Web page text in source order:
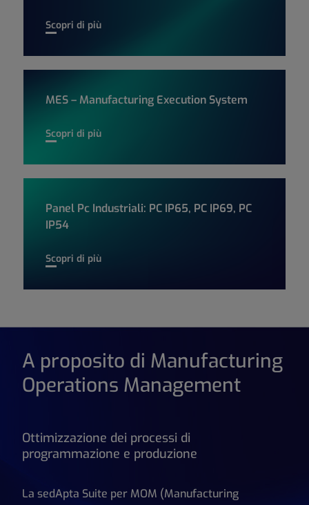
Scopri di più
3DVisualizr
MES – Manufacturing Execution System
Scopri di più
MES – Manufacturing Execution System
Panel Pc Industriali: PC IP65, PC IP69, PC
IP54
Scopri di più
Panel Pc Industriali: PC IP65, PC IP69, PC IP54
A proposito di Manufacturing
Operations Management
Ottimizzazione dei processi di
programmazione e produzione
La sedApta Suite per MOM (Manufacturing